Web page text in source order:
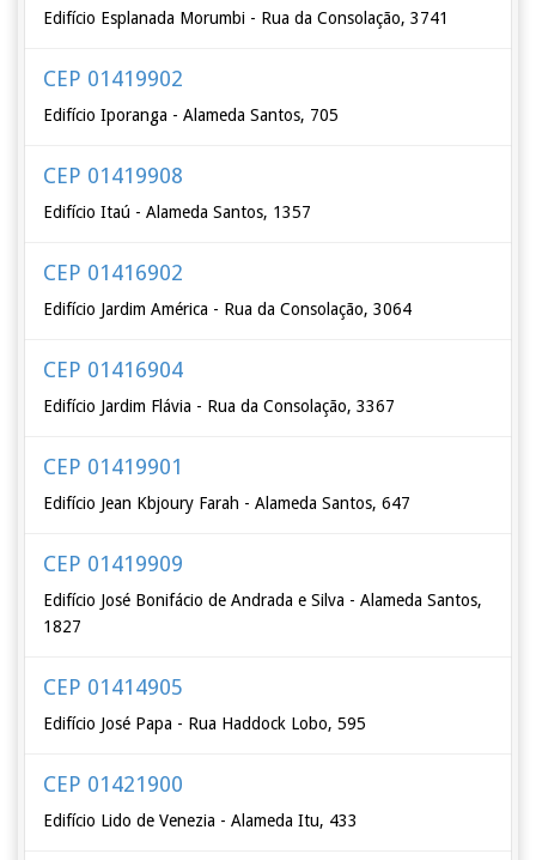
Edifício Esplanada Morumbi - Rua da Consolação, 3741
CEP 01419902
Edifício Iporanga - Alameda Santos, 705
CEP 01419908
Edifício Itaú - Alameda Santos, 1357
CEP 01416902
Edifício Jardim América - Rua da Consolação, 3064
CEP 01416904
Edifício Jardim Flávia - Rua da Consolação, 3367
CEP 01419901
Edifício Jean Kbjoury Farah - Alameda Santos, 647
CEP 01419909
Edifício José Bonifácio de Andrada e Silva - Alameda Santos,
1827
CEP 01414905
Edifício José Papa - Rua Haddock Lobo, 595
CEP 01421900
Edifício Lido de Venezia - Alameda Itu, 433